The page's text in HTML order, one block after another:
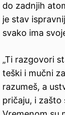
do zadnjih
je stav
svako ima
„Ti razgovori
teški i mučni
razumeš, a
pričaju, i zašto